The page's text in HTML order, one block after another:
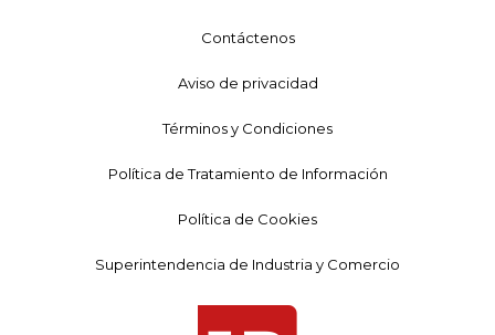
Contáctenos
Aviso de privacidad
Términos y Condiciones
Política de Tratamiento de Información
Política de Cookies
Superintendencia de Industria y Comercio